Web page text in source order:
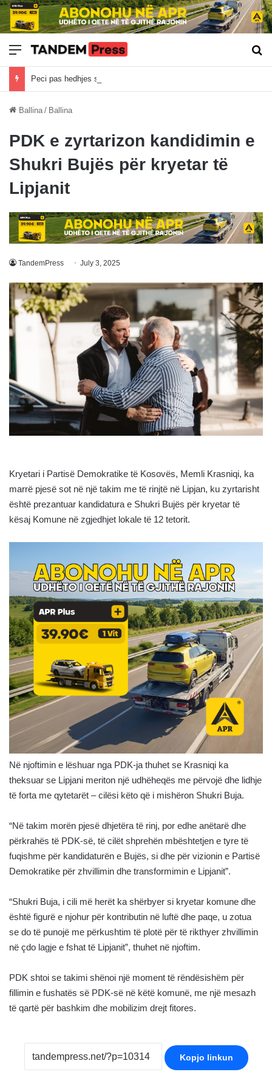
Meny
Ballina / Ballina
PDK e zyrtarizon kandidimin e
Shukri Bujës për kryetar të
Lipjanit
TandemPress July 3, 2025
Kryetari i Partisë Demokratike të Kosovës, Memli Krasniqi, ka
marrë pjesë sot në një takim me të rinjtë në Lipjan, ku zyrtarisht
është prezantuar kandidatura e Shukri Bujës për kryetar të
kësaj Komune në zgjedhjet lokale të 12 tetorit.
Në njoftimin e lëshuar nga PDK-ja thuhet se Krasniqi ka
theksuar se Lipjani meriton një udhëheqës me përvojë dhe lidhje
të forta me qytetarët – cilësi këto që i mishëron Shukri Buja.
“Në takim morën pjesë dhjetëra të rinj, por edhe anëtarë dhe
përkrahës të PDK-së, të cilët shprehën mbështetjen e tyre të
fuqishme për kandidaturën e Bujës, si dhe për vizionin e Partisë
Demokratike për zhvillimin dhe transformimin e Lipjanit”.
“Shukri Buja, i cili më herët ka shërbyer si kryetar komune dhe
është figurë e njohur për kontributin në luftë dhe paqe, u zotua
se do të punojë me përkushtim të plotë për të rikthyer zhvillimin
në çdo lagje e fshat të Lipjanit”, thuhet në njoftim.
PDK shtoi se takimi shënoi një moment të rëndësishëm për
fillimin e fushatës së PDK-së në këtë komunë, me një mesazh
të qartë për bashkim dhe mobilizim drejt fitores.
Kopjo linkun